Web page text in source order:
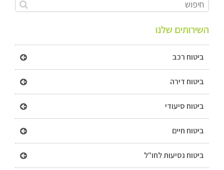
השירותים שלנו
ביטוח רכב
ביטוח דירה
ביטוח סיעודי
ביטוח חיים
ביטוח נסיעות לחו"ל